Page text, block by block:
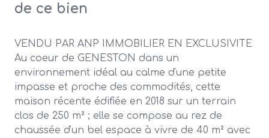
de ce bien
VENDU PAR ANP IMMOBILIER EN EXCLUSIVITE
Au coeur de GENESTON dans un
environnement idéal au calme d'une petite
impasse et proche des commodités, cette
maison récente édifiée en 2018 sur un terrain
clos de 250 m² ; elle se compose au rez de
chaussée d'un bel espace à vivre de 40 m² avec